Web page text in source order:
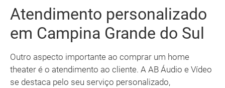
Atendimento personalizado
em Campina Grande do Sul
Outro aspecto importante ao comprar um home
theater é o atendimento ao cliente. A AB Áudio e Vídeo
se destaca pelo seu serviço personalizado,